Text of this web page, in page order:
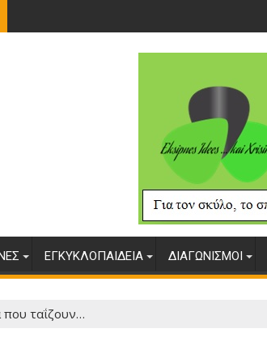
ΕΓΚΥΚΛΟΠΑΙΔΕΙΑ ΔΙΑΓΩΝΙΣΜΟΙ
που ταΐζουν…